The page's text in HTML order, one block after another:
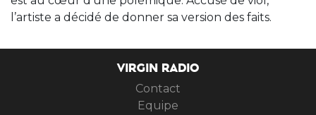
l’artiste a décidé de donner sa version des faits.
VIRGIN RADIO
Contact
Equipe